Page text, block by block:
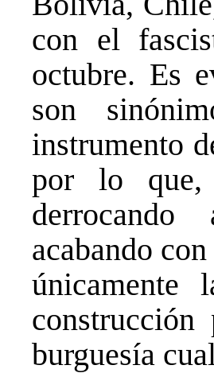
con el
octubre. Es
son
instrumento
por lo que,
derrocando
acabando
únicamente
burguesía